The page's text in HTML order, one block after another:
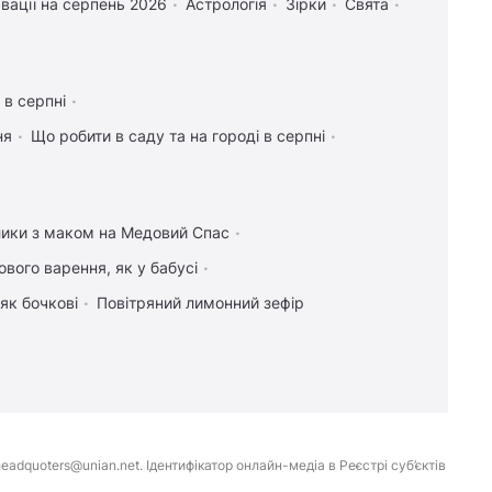
на серпень 2026 Астрологія Зірки Свята
серпні
Що робити в саду та на городі в серпні
з маком на Медовий Спас
варення, як у бабусі
бочкові
Повітряний лимонний зефір
Ідентифікатор онлайн-медіа в Реєстрі суб’єктів